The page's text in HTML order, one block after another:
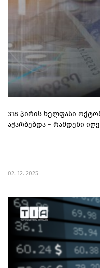
318 პირის ხელფასი
აჭარბებდა - რამდენი
02. 12. 2025